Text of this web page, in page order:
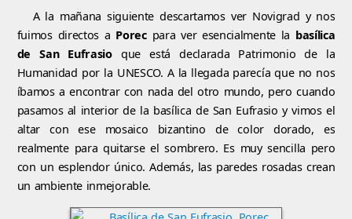
A la mañana siguiente descartamos ver Novigrad y nos
fuimos directos a Porecpara ver esencialmente la basílica
de San Eufrasioque está declarada Patrimonio de la
Humanidad por la UNESCO. A la llegada parecía que no nos
íbamos a encontrar con nada del otro mundo, pero cuando
pasamos al interior de la basílica de San Eufrasio y vimos el
altar con ese mosaico bizantino de color dorado, es
realmente para quitarse el sombrero. Es muy sencilla pero
con un esplendor único. Además, las paredes rosadas crean
un ambiente inmejorable.